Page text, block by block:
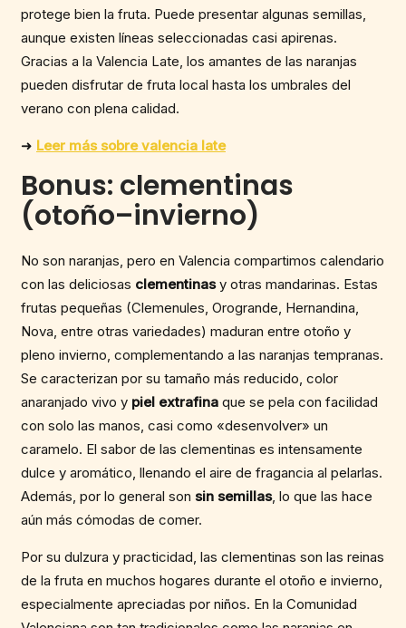
protege bien la fruta. Puede presentar algunas semillas,
aunque existen líneas seleccionadas casi apirenas.
Gracias a la Valencia Late, los amantes de las naranjas
pueden disfrutar de fruta local hasta los umbrales del
verano con plena calidad.
➜ Leer más sobre valencia late
Bonus: clementinas
(otoño–invierno)
No son naranjas, pero en Valencia compartimos calendario
con las deliciosas clementinasy otras mandarinas. Estas
frutas pequeñas (Clemenules, Orogrande, Hernandina,
Nova, entre otras variedades) maduran entre otoño y
pleno invierno, complementando a las naranjas tempranas.
Se caracterizan por su tamaño más reducido, color
anaranjado vivo y piel extrafina que se pela con facilidad
con solo las manos, casi como «desenvolver» un
caramelo. El sabor de las clementinas es intensamente
dulce y aromático, llenando el aire de fragancia al pelarlas.
Además, por lo general son sin semillas, lo que las hace
aún más cómodas de comer.
Por su dulzura y practicidad, las clementinas son las reinas
de la fruta en muchos hogares durante el otoño e invierno,
especialmente apreciadas por niños. En la Comunidad